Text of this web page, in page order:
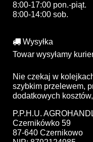
8:00-17:00 pon.-piąt.
8:00-14:00 sob.
Wysyłka
Towar wysyłamy
Nie czekaj w
szybkim przelewem,
dodatkowych
P.P.H.U.
Czernikówko 59
87-640 Czernikowo